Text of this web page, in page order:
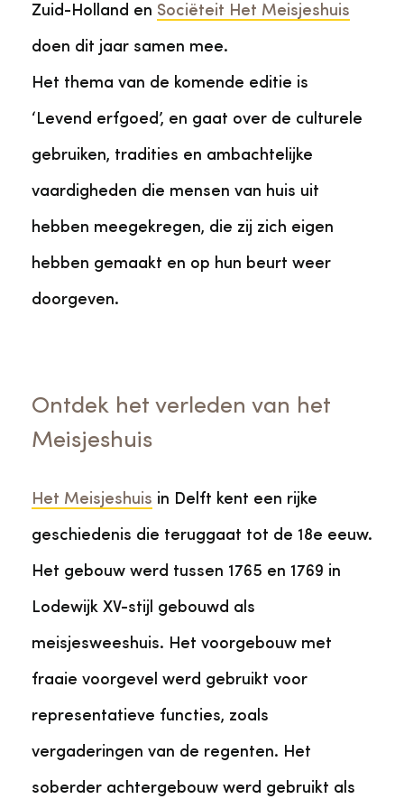
Zuid-Holland en Sociëteit Het Meisjeshuis
doen dit jaar samen mee.
Het thema van de komende editie is
‘Levend erfgoed’, en gaat over de culturele
gebruiken, tradities en ambachtelijke
vaardigheden die mensen van huis uit
hebben meegekregen, die zij zich eigen
hebben gemaakt en op hun beurt weer
doorgeven.
Ontdek het verleden van het
Meisjeshuis
Het Meisjeshuis in Delft kent een rijke
geschiedenis die teruggaat tot de 18e eeuw.
Het gebouw werd tussen 1765 en 1769 in
Lodewijk XV-stijl gebouwd als
meisjesweeshuis. Het voorgebouw met
fraaie voorgevel werd gebruikt voor
representatieve functies, zoals
vergaderingen van de regenten. Het
soberder achtergebouw werd gebruikt als